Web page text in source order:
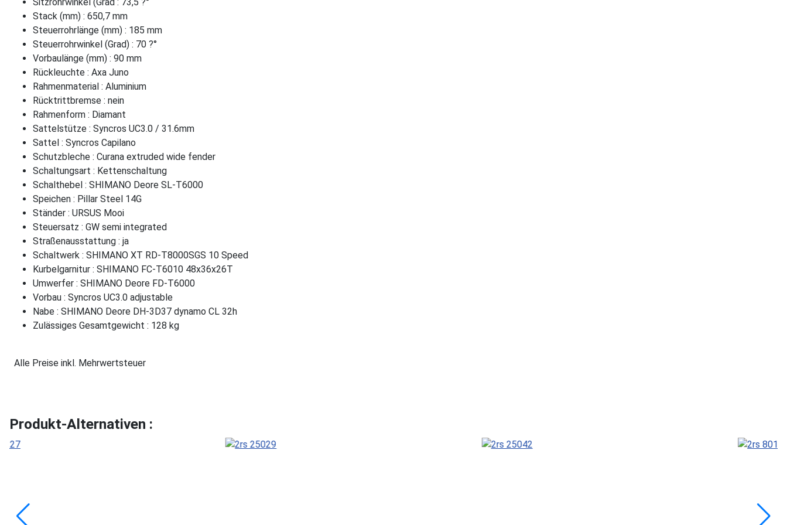
Stack (mm) : 650,7 mm
Steuerrohrlänge (mm) : 185 mm
Steuerrohrwinkel (Grad) : 70 ?°
Vorbaulänge (mm) : 90 mm
Rückleuchte : Axa Juno
Rahmenmaterial : Aluminium
Rücktrittbremse : nein
Rahmenform : Diamant
Sattelstütze : Syncros UC3.0 / 31.6mm
Sattel : Syncros Capilano
Schutzbleche : Curana extruded wide fender
Schaltungsart : Kettenschaltung
Schalthebel : SHIMANO Deore SL-T6000
Speichen : Pillar Steel 14G
Ständer : URSUS Mooi
Steuersatz : GW semi integrated
Straßenausstattung : ja
Schaltwerk : SHIMANO XT RD-T8000SGS 10 Speed
Kurbelgarnitur : SHIMANO FC-T6010 48x36x26T
Umwerfer : SHIMANO Deore FD-T6000
Vorbau : Syncros UC3.0 adjustable
Nabe : SHIMANO Deore DH-3D37 dynamo CL 32h
Zulässiges Gesamtgewicht : 128 kg
Alle Preise inkl. Mehrwertsteuer
Produkt-Alternativen :